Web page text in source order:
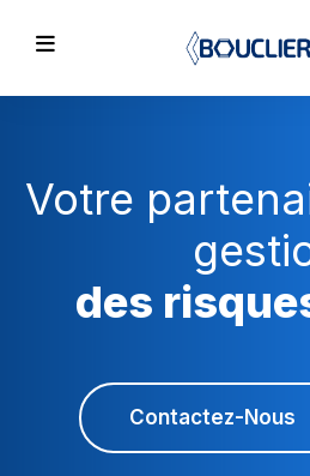
Votre
des
Contactez-Nous